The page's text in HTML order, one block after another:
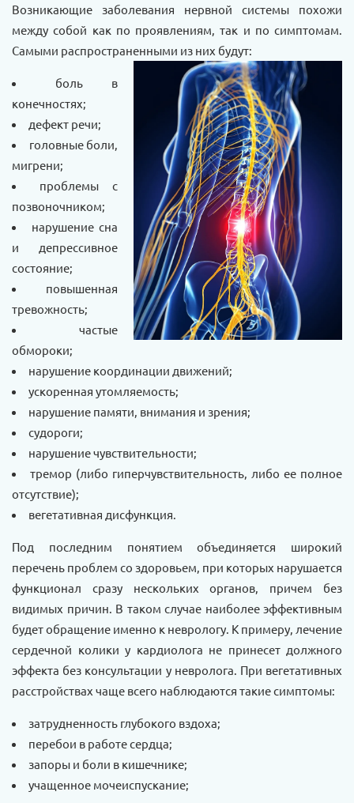
Возникающие заболевания нервной системы похожи
между собой как по проявлениям, так и по симптомам.
Самыми распространенными из них будут:
боль в
конечностях;
дефект речи;
головные боли,
мигрени;
проблемы с
позвоночником;
нарушение сна
и депрессивное
состояние;
повышенная
тревожность;
частые
обмороки;
нарушение координации движений;
ускоренная утомляемость;
нарушение памяти, внимания и зрения;
судороги;
нарушение чувствительности;
тремор (либо гиперчувствительность, либо ее полное
отсутствие);
вегетативная дисфункция.
Под последним понятием объединяется широкий
перечень проблем со здоровьем, при которых нарушается
функционал сразу нескольких органов, причем без
видимых причин. В таком случае наиболее эффективным
будет обращение именно к неврологу. К примеру, лечение
сердечной колики у кардиолога не принесет должного
эффекта без консультации у невролога. При вегетативных
расстройствах чаще всего наблюдаются такие симптомы:
затрудненность глубокого вздоха;
перебои в работе сердца;
запоры и боли в кишечнике;
учащенное мочеиспускание;